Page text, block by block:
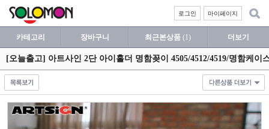
마이페이지
로그인
카테고리 장바구니 최근본상품 (1) 더보기
[오늘출고] 아트사인 2단 아이홀더 명함꽂이 4505/4512/4519/명함케이